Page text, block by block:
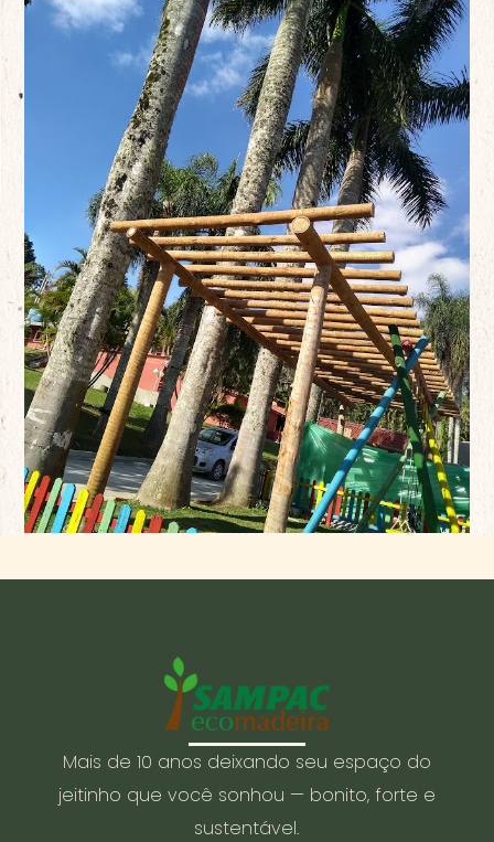
Mais de 10 anos deixando seu espaço do
jeitinho que você sonhou — bonito, forte e
sustentável.